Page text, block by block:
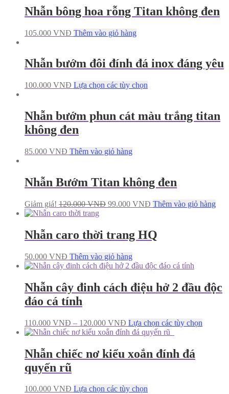
Nhẫn bông hoa rỗng Titan không đen
105.000 VNĐ Thêm vào giỏ hàng
Nhẫn bướm đôi đính đá inox đáng yêu
100.000 VNĐ Lựa chọn các tùy chọn
Nhẫn bướm phun cát màu trắng titan
không đen
85.000 VNĐ Thêm vào giỏ hàng
Nhẫn Bướm Titan không đen
Giảm giá! 120.000VNĐ 99.000 VNĐ Thêm vào giỏ hàng
Nhẫn caro thời trang HQ
50.000 VNĐ Thêm vào giỏ hàng
Nhẫn cây đinh cách điệu hở 2 đầu độc
đáo cá tính
110.000 VNĐ – 120.000 VNĐ Lựa chọn các tùy chọn
Nhẫn chiếc nơ kiểu xoắn đính đá
quyến rũ
100.000 VNĐ Lựa chọn các tùy chọn